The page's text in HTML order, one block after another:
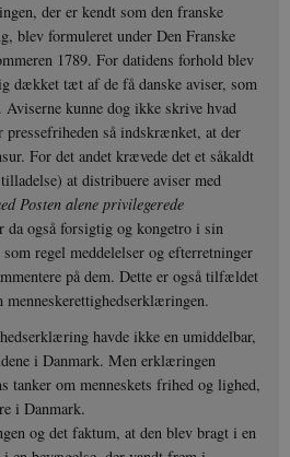
der er kendt som den franske
blev formuleret under Den Franske
1789. For datidens forhold blev
dækket tæt af de få danske aviser, som
kunne dog ikke skrive hvad
så indskrænket, at der
For det andet krævede det et såkaldt
at distribuere aviser med
Posten alene privilegerede
da også forsigtig og kongetro i sin
regel meddelelser og efterretninger
på dem. Dette er også tilfældet
menneskerettighedserklæringen.
havde ikke en umiddelbar,
i Danmark. Men erklæringen
tanker om menneskets frihed og lighed,
i Danmark.
og det faktum, at den blev bragt i en